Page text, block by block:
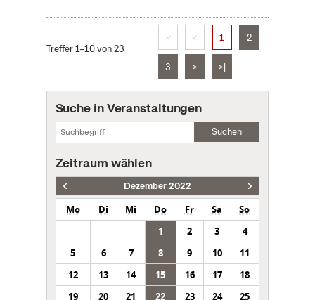
Treffer 1–10 von 23
|< < 1 2
3 > >|
Suche in Veranstaltungen
Suchen
Zeitraum wählen
Dezember 2022
Mo Di Mi Do Fr Sa
So
1
2 3
4
5
6 7 8 9 10
11
12
13 14 15 16 17
18
19
20 21 22 23 24
25